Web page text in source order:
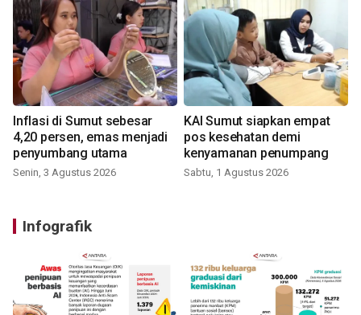
Inflasi di Sumut sebesar
4,20 persen, emas menjadi
penyumbang utama
Senin, 3 Agustus 2026
KAI Sumut siapkan empat
pos kesehatan demi
kenyamanan penumpang
Sabtu, 1 Agustus 2026
Infografik